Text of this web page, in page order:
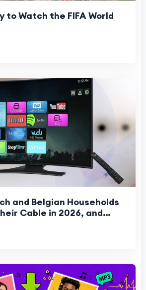
to Watch the FIFA World
and Belgian Households
Cable in 2026, and